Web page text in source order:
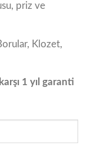
priz ve
Klozet,
1 yıl garanti